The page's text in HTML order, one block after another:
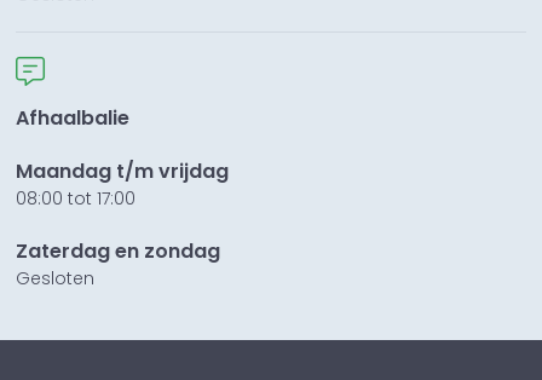
Afhaalbalie
Maandag t/m vrijdag
08:00 tot 17:00
Zaterdag en zondag
Gesloten